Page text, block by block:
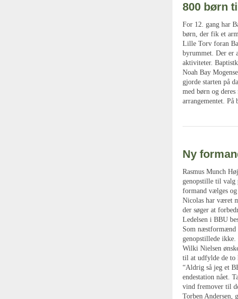
800 børn
For 12. gang har
børn, der fik et
Lille Torv foran
byrummet. Der er
aktiviteter.
Noah Bay
gjorde starten på
med børn og
arrangementet. På
Ny
Rasmus Munch
genopstille til valg
formand vælges
Nicolas har været
der søger at
Ledelsen i BBU
Som næstformænd
genopstillede
Wilki Nielsen
til at udfylde de to
“Aldrig så jeg et
endestation nået.
vind fremover til
Torben Andersen,